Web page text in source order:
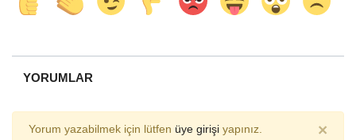
YORUMLAR
Yorum yazabilmek için lütfen üye girişi yapınız. ×